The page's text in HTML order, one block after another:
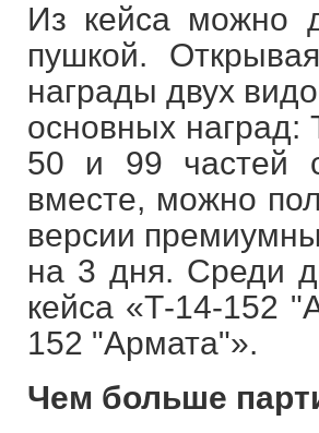
Из кейса можно
пушкой.
награды двух
основных
50 и 99 частей
вместе, можно
версии
на 3 дня. Среди
кейса «Т-14-152
152 "Армата"».
Чем больше